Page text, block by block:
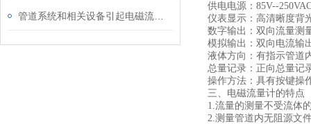
供电电源：85V--
仪表显示：高清晰度背
数字输出：双向流量测
模拟输出：双向电流输
液体方向：有指示管道
总量记录：正向总量记
操作方法：具有按键操
三、电磁流量计的特点
1.流量的测量不受流体
2.测量管道内无阻源文